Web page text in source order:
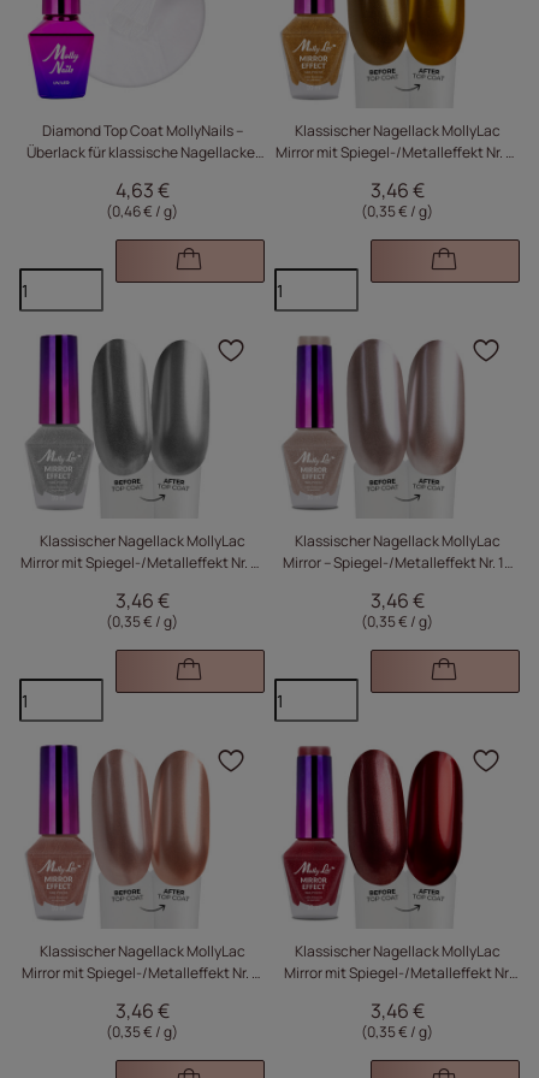
Diamond Top Coat MollyNails –
Überlack für klassische Nagellacke,
4,63 €
(0,46 € / g)
Klassischer Nagellack MollyLac
Mirror mit Spiegel-/Metalleffekt Nr. 14
3,46 €
(0,35 € / g)
Klassischer Nagellack MollyLac
Mirror mit Spiegel-/Metalleffekt Nr. 13
3,46 €
(0,35 € / g)
Klicken Sie, um das
Klassischer Nagellack MollyLac
Mirror – Spiegel-/Metalleffekt Nr. 12
3,46 €
(0,35 € / g)
Klassischer Nagellack MollyLac
Mirror mit Spiegel-/Metalleffekt Nr. 11
3,46 €
(0,35 € / g)
Klicken Sie, um das
Klassischer Nagellack MollyLac
Mirror mit Spiegel-/Metalleffekt Nr.
3,46 €
(0,35 € / g)